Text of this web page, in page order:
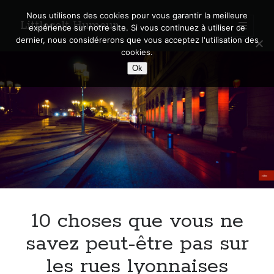
Littlecelt Humeur
open
primary
menu
Sidebar
Recherche sur le blog
Derniers articles
Municipales 2026 : Lyon, Métropole et Caluire, mon choix pour l’avenir
Quel Lyonnais es-tu, Renaud Ducher ?
A quand une véritable place pour le vélo à Caluire dans la Métropole de
Lyon ?
Comment je vis ma vie sur un vélo
10 choses que vous ne
savez peut-être pas sur
les rues lyonnaises
Nous utilisons des cookies pour vous garantir la meilleure
expérience sur notre site. Si vous continuez à utiliser ce
dernier, nous considérerons que vous acceptez l'utilisation des
cookies.
Ok